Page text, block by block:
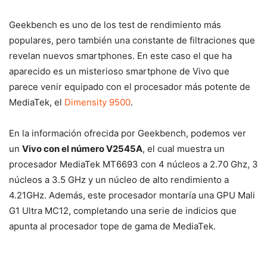
Geekbench es uno de los test de rendimiento más
populares, pero también una constante de filtraciones que
revelan nuevos smartphones. En este caso el que ha
aparecido es un misterioso smartphone de Vivo que
parece venir equipado con el procesador más potente de
MediaTek, el Dimensity 9500.
En la información ofrecida por Geekbench, podemos ver
un Vivo con el número V2545A, el cual muestra un
procesador MediaTek MT6693 con 4 núcleos a 2.70 Ghz, 3
núcleos a 3.5 GHz y un núcleo de alto rendimiento a
4.21GHz. Además, este procesador montaría una GPU Mali
G1 Ultra MC12, completando una serie de indicios que
apunta al procesador tope de gama de MediaTek.